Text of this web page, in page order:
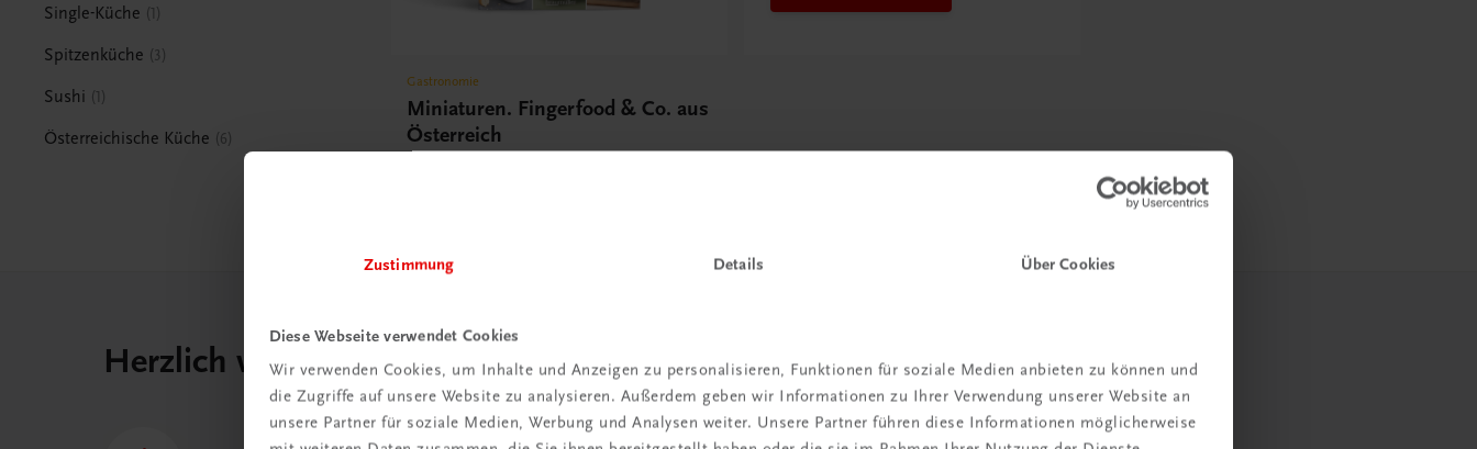
Zustimmung Details Über Cookies
Diese Webseite verwendet Cookies
Wir verwenden Cookies, um Inhalte und Anzeigen zu personalisieren, Funktionen für soziale Medien anbieten zu können und
die Zugriffe auf unsere Website zu analysieren. Außerdem geben wir Informationen zu Ihrer Verwendung unserer Website an
unsere Partner für soziale Medien, Werbung und Analysen weiter. Unsere Partner führen diese Informationen möglicherweise
Single-Küche 1
Spitzenküche 3
Sushi 1
Österreichische Küche 6
Gastronomie
Miniaturen. Fingerfood & Co. aus
Österreich
Herzlich willkommen bei TRAUNER!